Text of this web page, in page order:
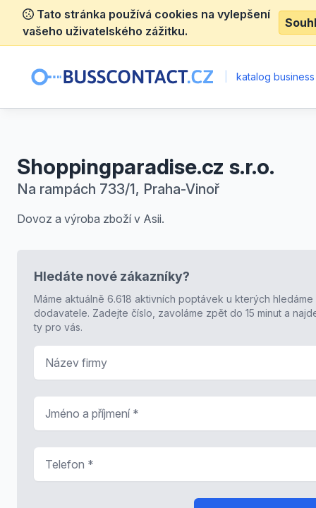
Tato stránka používá cookies na vylepšení
vašeho uživatelského zážitku.
katalog
Shoppingparadise.cz s.r.o.
Na rampách 733/1, Praha-Vinoř
Dovoz a výroba zboží v Asii.
Hledáte nové zákazníky?
Máme aktuálně 6.618 aktivních poptávek u kterých hledáme
dodavatele. Zadejte číslo, zavoláme zpět do 15 minut a
ty pro vás.